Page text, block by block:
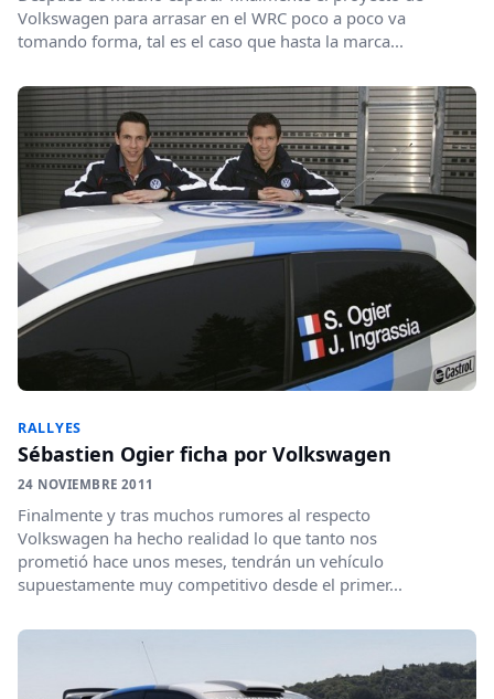
Volkswagen para arrasar en el WRC poco a poco va
tomando forma, tal es el caso que hasta la marca...
RALLYES
Sébastien Ogier ficha por Volkswagen
24 NOVIEMBRE 2011
Finalmente y tras muchos rumores al respecto
Volkswagen ha hecho realidad lo que tanto nos
prometió hace unos meses, tendrán un vehículo
supuestamente muy competitivo desde el primer...